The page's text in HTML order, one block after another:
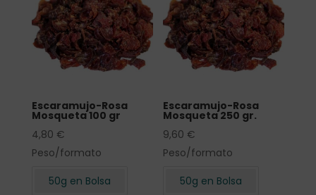
Escaramujo-Rosa
Mosqueta 100 gr
4,80 €
Peso/formato
50g en Bolsa
Escaramujo-Rosa
Mosqueta 250 gr.
9,60 €
Peso/formato
50g en Bolsa